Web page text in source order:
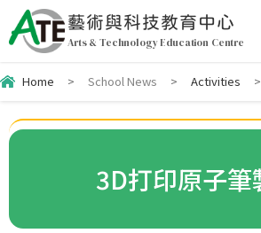
藝術與科技教育中心
Arts & Technology Education Centre
Home > School News > Activities >
3D打印原子筆